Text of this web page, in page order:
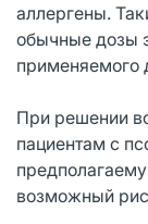
аллергены.
обычные дозы
применяемого
При решении
пациентам с
возможный